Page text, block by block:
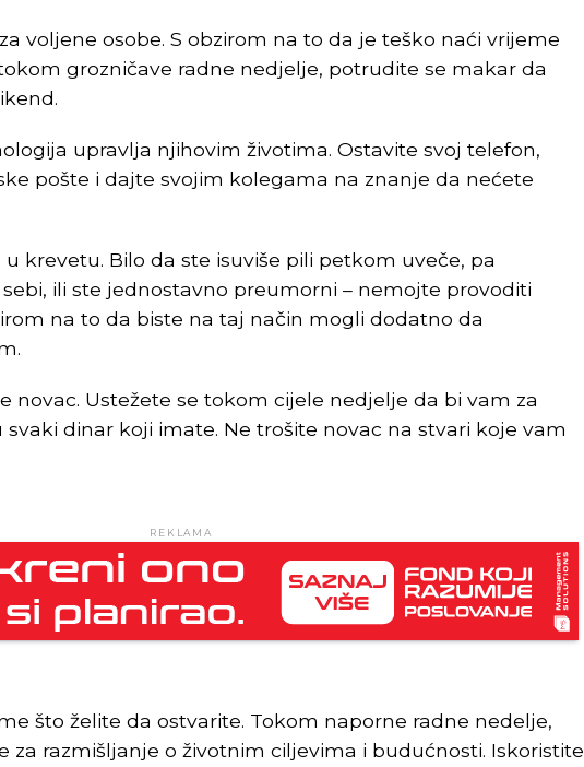
voljene osobe. S obzirom na to da je teško naći vrijeme
grozničave radne nedjelje, potrudite se makar da
upravlja njihovim životima. Ostavite svoj telefon,
pošte i dajte svojim kolegama na znanje da nećete
krevetu. Bilo da ste isuviše pili petkom uveče, pa
ili ste jednostavno preumorni – nemojte provoditi
na to da biste na taj način mogli dodatno da
novac. Ustežete se tokom cijele nedjelje da bi vam za
dinar koji imate. Ne trošite novac na stvari koje vam
REKLAMA
što želite da ostvarite. Tokom naporne radne nedelje,
za razmišljanje o životnim ciljevima i budućnosti. Iskoristite